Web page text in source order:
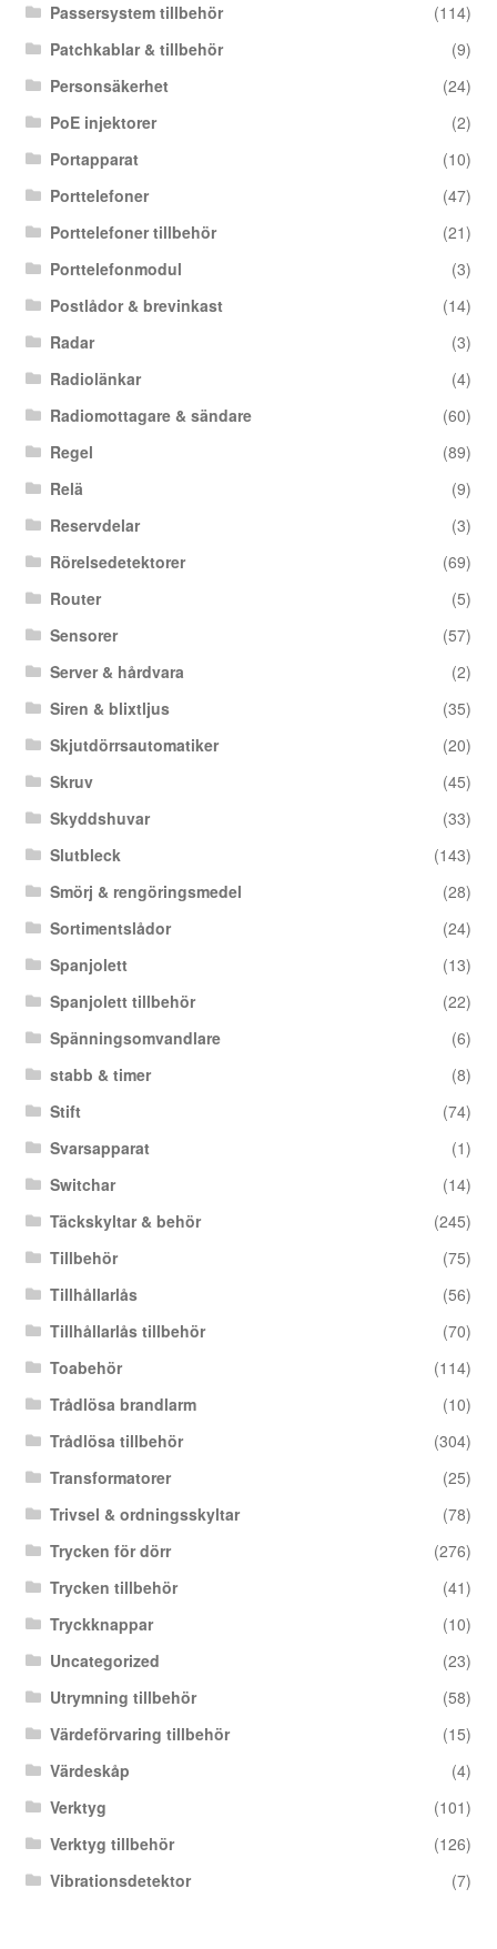
Passersystem tillbehör
(114)
Patchkablar & tillbehör
(9)
Personsäkerhet
(24)
PoE injektorer
(2)
Portapparat
(10)
Porttelefoner
(47)
Porttelefoner tillbehör
(21)
Porttelefonmodul
(3)
Postlådor & brevinkast
(14)
Radar
(3)
Radiolänkar
(4)
Radiomottagare & sändare
(60)
Regel
(89)
Relä
(9)
Reservdelar
(3)
Rörelsedetektorer
(69)
Router
(5)
Sensorer
(57)
Server & hårdvara
(2)
Siren & blixtljus
(35)
Skjutdörrsautomatiker
(20)
Skruv
(45)
Skyddshuvar
(33)
Slutbleck
(143)
Smörj & rengöringsmedel
(28)
Sortimentslådor
(24)
Spanjolett
(13)
Spanjolett tillbehör
(22)
Spänningsomvandlare
(6)
stabb & timer
(8)
Stift
(74)
Svarsapparat
(1)
Switchar
(14)
Täckskyltar & behör
(245)
Tillbehör
(75)
Tillhållarlås
(56)
Tillhållarlås tillbehör
(70)
Toabehör
(114)
Trådlösa brandlarm
(10)
Trådlösa tillbehör
(304)
Transformatorer
(25)
Trivsel & ordningsskyltar
(78)
Trycken för dörr
(276)
Trycken tillbehör
(41)
Tryckknappar
(10)
Uncategorized
(23)
Utrymning tillbehör
(58)
Värdeförvaring tillbehör
(15)
Värdeskåp
(4)
Verktyg
(101)
Verktyg tillbehör
(126)
Vibrationsdetektor
(7)